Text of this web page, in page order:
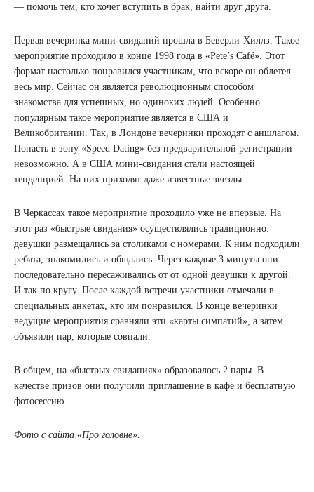
— помочь тем, кто хочет вступить в брак, найти друг друга.
Первая вечеринка мини-свиданий прошла в Беверли-Хиллз. Такое
мероприятие проходило в конце 1998 года в «Pete’s Café». Этот
формат настолько понравился участникам, что вскоре он облетел
весь мир. Сейчас он является революционным способом
знакомства для успешных, но одиноких людей. Особенно
популярным такое мероприятие является в США и
Великобритании. Так, в Лондоне вечеринки проходят с аншлагом.
Попасть в зону «Speed ​​Dating» без предварительной регистрации
невозможно. А в США мини-свидания стали настоящей
тенденцией. На них приходят даже известные звезды.
В Черкассах такое мероприятие проходило уже не впервые. На
этот раз «быстрые свидания» осуществлялись традиционно:
девушки размещались за столиками с номерами. К ним подходили
ребята, знакомились и общались. Через каждые 3 минуты они
последовательно пересаживались от от одной девушки к другой.
И так по кругу. После каждой встречи участники отмечали в
специальных анкетах, кто им понравился. В конце вечеринки
ведущие мероприятия сравняли эти «карты симпатий», а затем
объявили пар, которые совпали.
В общем, на «быстрых свиданиях» образовалось 2 пары. В
качестве призов они получили приглашение в кафе и бесплатную
фотосессию.
Фото с сайта «Про головне».